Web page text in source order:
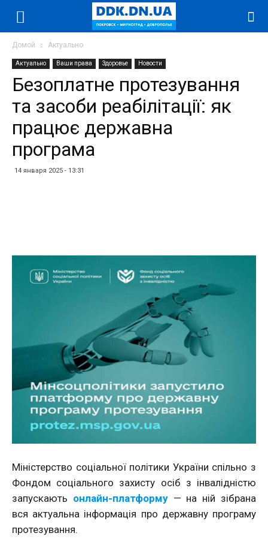
Домой Актуально
Актуально Ваши права Здоровье Новости
Безоплатне протезування
та засоби реабілітації: як
працює державна
програма
14 января 2025 - 13:31
Міністерство соціальної політики України спільно з
Фондом соціального захисту осіб з інвалідністю
запускають онлайн-платформу— на ній зібрана
вся актуальна інформація про державну програму
протезування.